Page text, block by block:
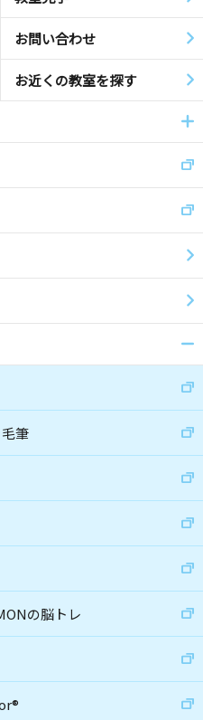
お問い合わせ
お近くの教室を探す
筆
の脳トレ
®